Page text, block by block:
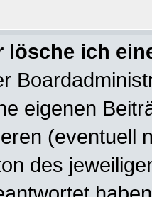
lösche ich
eigenen
(eventuell
des